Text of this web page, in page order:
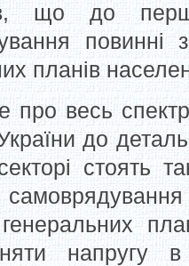
що до
повинні
планів
про весь
до
стоять
напругу